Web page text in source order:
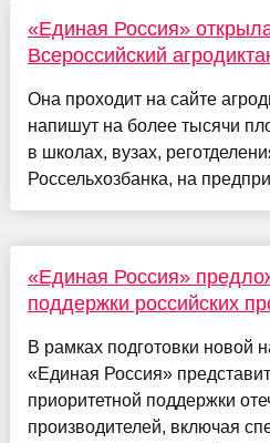
«Единая Россия»
Всероссийский
Она проходит на сайте
напишут на более тысячи
в школах, вузах,
Россельхозбанка, на
«Единая Россия»
поддержки российских
В рамках подготовки новой
«Единая Россия»
приоритетной поддержки
производителей, включая